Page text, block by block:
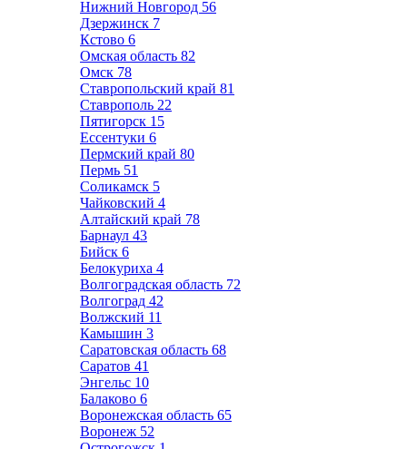
Нижний Новгород 56
Дзержинск 7
Кстово 6
Омская область 82
Омск 78
Ставропольский край 81
Ставрополь 22
Пятигорск 15
Ессентуки 6
Пермский край 80
Пермь 51
Соликамск 5
Чайковский 4
Алтайский край 78
Барнаул 43
Бийск 6
Белокуриха 4
Волгоградская область 72
Волгоград 42
Волжский 11
Камышин 3
Саратовская область 68
Саратов 41
Энгельс 10
Балаково 6
Воронежская область 65
Воронеж 52